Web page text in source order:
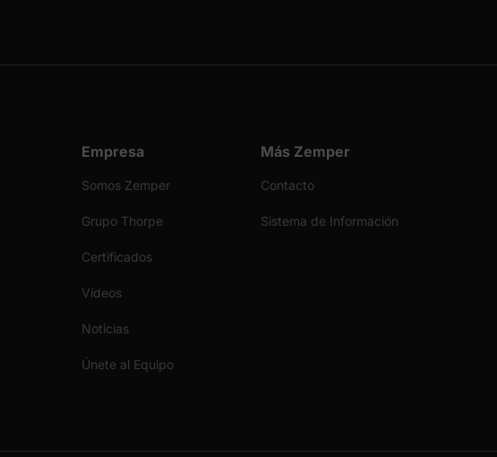
Empresa
Somos Zemper
Grupo Thorpe
Certificados
Vídeos
Noticias
Únete al Equipo
Más Zemper
Contacto
Sistema de Información